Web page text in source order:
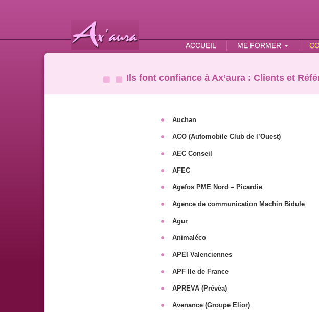
ACCUEIL ME FORMER
Ils font confiance à Ax’aura : Clients et
Auchan
ACO (Automobile Club de l’Ouest)
AEC Conseil
AFEC
Agefos PME Nord – Picardie
Agence de communication Machin Bidule
Agur
Animaléco
APEI Valenciennes
APF Ile de France
APREVA (Prévéa)
Avenance (Groupe Elior)